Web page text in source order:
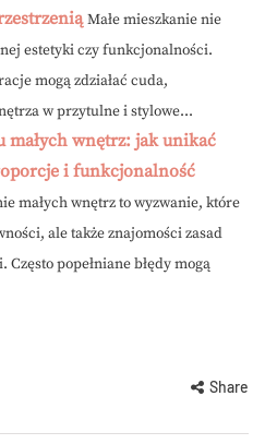
Małe mieszkanie nie
estetyki czy funkcjonalności.
mogą zdziałać cuda,
w przytulne i stylowe...
małych wnętrz: jak unikać
i funkcjonalność
małych wnętrz to wyzwanie, które
ale także znajomości zasad
popełniane błędy mogą
Share